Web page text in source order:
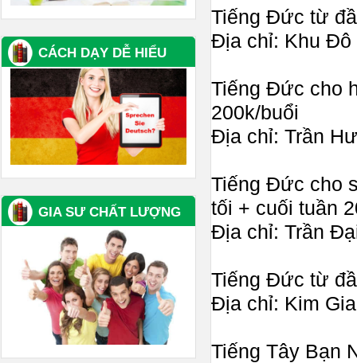
Tiếng Đức từ
Địa chỉ: Khu Đô
Tiếng Đức cho
200k/buổi
Địa chỉ: Trần
Tiếng Đức cho
tối + cuối tuần
Địa chỉ: Trần
Tiếng Đức từ
Địa chỉ: Kim
Tiếng Tây Bạn
CÁCH DẠY DỄ HIỂU
GIA SƯ CHẤT LƯỢNG